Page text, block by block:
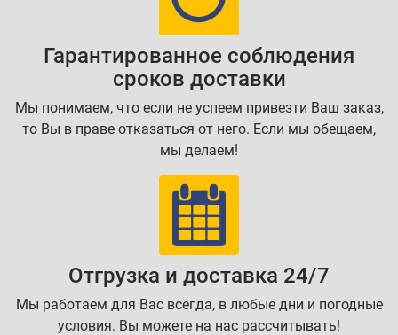
Гарантированное соблюдения
сроков доставки
Мы понимаем, что если не успеем привезти Ваш заказ,
то Вы в праве отказаться от него. Если мы обещаем,
мы делаем!
Отгрузка и доставка 24/7
Мы работаем для Вас всегда, в любые дни и погодные
условия. Вы можете на нас рассчитывать!